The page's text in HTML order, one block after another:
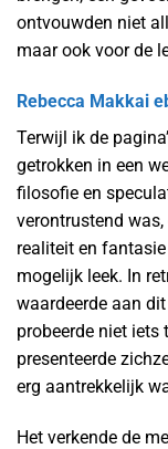
ontvouwden niet
maar ook voor de
Rebecca Makkai
Terwijl ik de
getrokken in een
filosofie en
verontrustend
realiteit en
mogelijk leek. In
waardeerde aan
probeerde niet
presenteerde
erg aantrekkelijk
Het verkende de